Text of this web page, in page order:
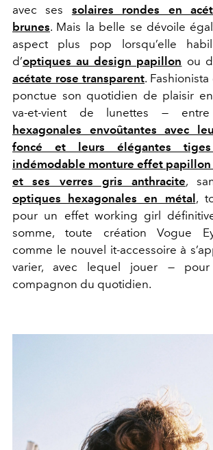
avec ses solaires rondes en
brunes. Mais la belle se dévoile
aspect plus pop lorsqu’elle
d’optiques au design papillon ou
acétate rose transparent. Fashionista
ponctue son quotidien de plaisir en
va-et-vient de lunettes —
hexagonales envoûtantes avec
foncé et leurs élégantes tiges
indémodable monture effet papillon
et ses verres gris anthracite,
optiques hexagonales en métal,
pour un effet working girl
somme, toute création Vogue
comme le nouvel it-accessoire à
varier, avec lequel jouer —
compagnon du quotidien.